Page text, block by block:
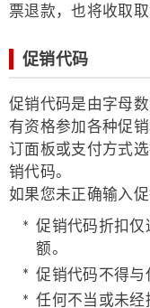
票退款，也将收取取
促销代码
促销代码是由字母
有资格参加各种促
订面板或支付方式
销代码。
如果您未正确输入
促销代码折扣
额。
促销代码不得与
任何不当或未